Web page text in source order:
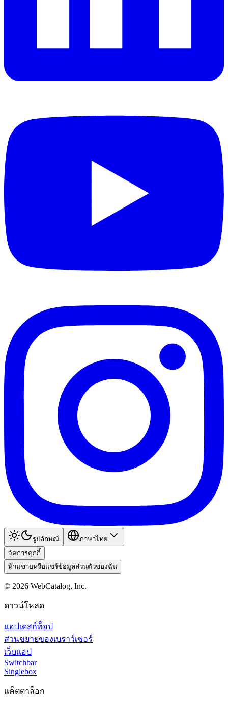
รูปลักษณ์
ภาษาไทย
จัดการคุกกี้
ห้ามขายหรือแชร์ข้อมูลส่วนตัวของฉัน
© 2026 WebCatalog, Inc.
ดาวน์โหลด
แอปเดสก์ท็อป
ส่วนขยายของเบราว์เซอร์
เว็บแอป
Switchbar
Singlebox
แค็ตตาล็อก